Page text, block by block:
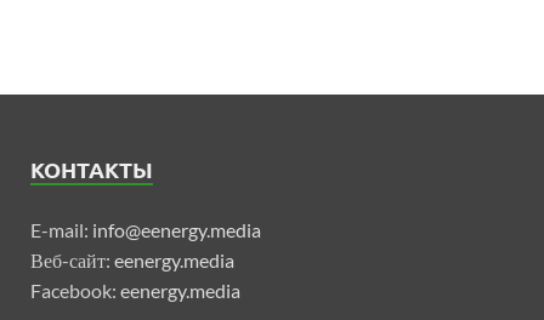
КОНТАКТЫ
E-mail: info@eenergy.media
Веб-сайт: eenergy.media
Facebook: eenergy.media